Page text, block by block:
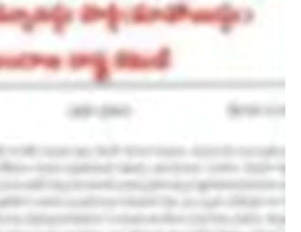
!
मा
ओ
वा
दी
ने
मा
औ
र
शं